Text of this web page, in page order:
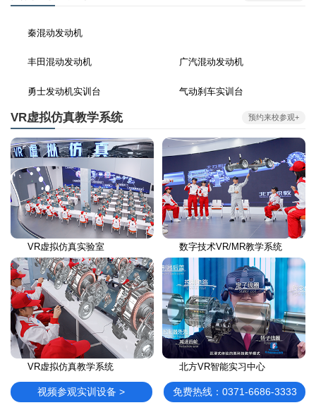
秦混动发动机
丰田混动发动机 广汽混动发动机
勇士发动机实训台 气动刹车实训台
VR虚拟仿真教学系统 预约来校参观+
VR虚拟仿真实验室 数字技术VR/MR教学系统
VR虚拟仿真教学系统 北方VR智能实习中心
视频参观实训设备 > 免费热线：0371-6686-3333